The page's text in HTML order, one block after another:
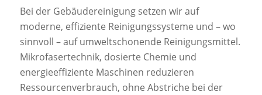
Bei der Gebäudereinigung setzen wir auf
moderne, effiziente Reinigungssysteme und – wo
sinnvoll – auf umweltschonende Reinigungsmittel.
Mikrofasertechnik, dosierte Chemie und
energieeffiziente Maschinen reduzieren
Ressourcenverbrauch, ohne Abstriche bei der